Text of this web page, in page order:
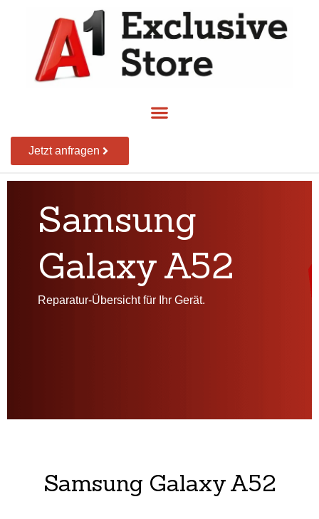
Jetzt anfragen
Samsung
Galaxy A52
Reparatur-Übersicht für Ihr Gerät.
Samsung Galaxy A52